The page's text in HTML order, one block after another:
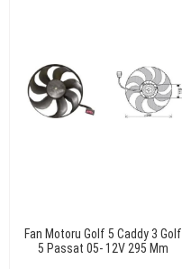
Fan Motoru Golf 5 Caddy 3 Golf
5 Passat 05- 12V 295 Mm